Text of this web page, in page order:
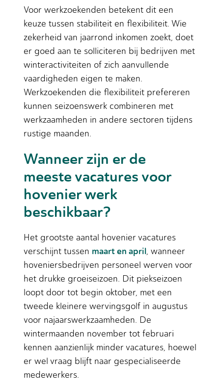
Voor werkzoekenden betekent dit een
keuze tussen stabiliteit en flexibiliteit. Wie
zekerheid van jaarrond inkomen zoekt, doet
er goed aan te solliciteren bij bedrijven met
winteractiviteiten of zich aanvullende
vaardigheden eigen te maken.
Werkzoekenden die flexibiliteit prefereren
kunnen seizoenswerk combineren met
werkzaamheden in andere sectoren tijdens
rustige maanden.
Wanneer zijn er de
meeste vacatures voor
hovenier werk
beschikbaar?
Het grootste aantal hovenier vacatures
verschijnt tussen maart en april, wanneer
hoveniersbedrijven personeel werven voor
het drukke groeiseizoen. Dit piekseizoen
loopt door tot begin oktober, met een
tweede kleinere wervingsgolf in augustus
voor najaarswerkzaamheden. De
wintermaanden november tot februari
kennen aanzienlijk minder vacatures, hoewel
er wel vraag blijft naar gespecialiseerde
medewerkers.